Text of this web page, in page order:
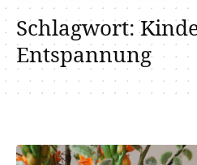
Schlagwort:
Entspannung